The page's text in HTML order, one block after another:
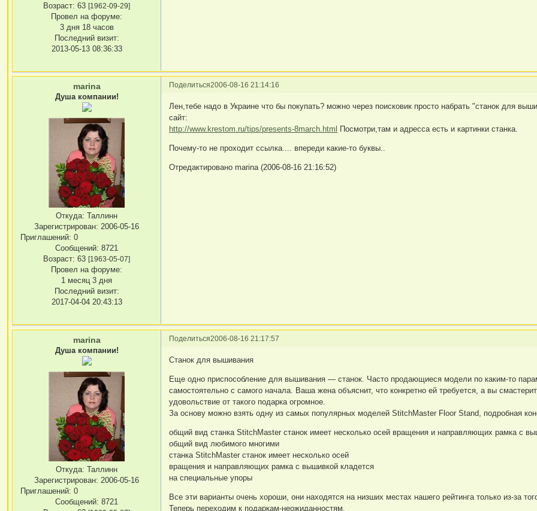
Возраст: 63[1962-09-29]
Провел на форуме:
3 дня 18 часов
Последний визит:
2013-05-13 08:36:33
Поделиться2006-08-16 21:14:16
marina
Душа компании!
Откуда: Таллинн
Зарегистрирован: 2006-05-16
Приглашений: 0
Сообщений: 8721
Возраст: 63[1963-05-07]
Провел на форуме:
1 месяц 3 дня
Последний визит:
2017-04-04 20:43:13
Лен,тебе надо в Украине что бы покупать? можно через поисковик просто набрать "станок для
сайт:
http://www.krestom.ru/tips/presents-8march.html Посмотри,там и адресса есть и картинки станка.
Почему-то не проходит ссылка.... впереди какие-то буквы..
Отредактировано marina (2006-08-16 21:16:52)
Поделиться2006-08-16 21:17:57
marina
Душа компании!
Откуда: Таллинн
Зарегистрирован: 2006-05-16
Приглашений: 0
Сообщений: 8721
Станок для вышивания
Еще одно приспособление для вышивания — станок. Часто продающиеся модели по каким-то
самостоятельно с самого начала. Ваша жена объяснит, что конкретно ей требуется, а вы
удовольствие от такого подарка огромное.
За основу можно взять одну из самых популярных моделей StitchMaster Floor Stand, подробная
общий вид станка StitchMaster станок имеет несколько осей вращения и направляющих рамка с
общий вид любимого многими
станка StitchMaster станок имеет несколько осей
вращения и направляющих рамка с вышивкой кладется
на специальные упоры
Все эти варианты очень хороши, они находятся на низших местах нашего рейтинга только из-за
Теперь переходим к подаркам-неожиданностям.